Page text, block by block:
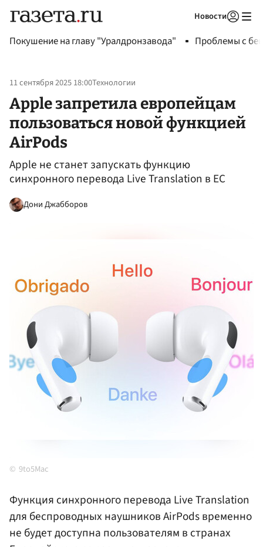
Новости
Покушение на главу "Уралдронзавода" Проблемы с
11 сентября 2025 18:00Технологии
Apple запретила европейцам
пользоваться новой функцией
AirPods
Apple не станет запускать функцию
синхронного перевода Live Translation в ЕС
Дони Джабборов
9to5Mac
Функция синхронного перевода Live Translation
для беспроводных наушников AirPods временно
не будет доступна пользователям в странах